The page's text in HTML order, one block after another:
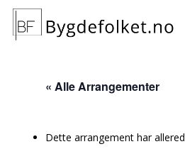
Hit enter to search or ESC to
« Alle Arrangementer
Dette arrangement har